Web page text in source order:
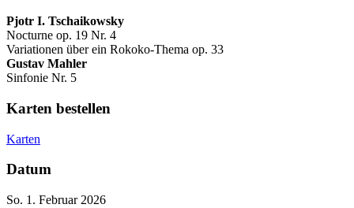
Pjotr I. Tschaikowsky
Nocturne op. 19 Nr. 4
Variationen über ein Rokoko-Thema op. 33
Gustav Mahler
Sinfonie Nr. 5
Karten bestellen
Karten
Datum
So. 1. Februar 2026